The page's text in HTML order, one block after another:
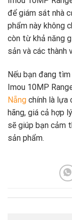
để giám sát nhà
phẩm này không
còn từ khả năng
sản và các thành
Nếu bạn đang
Imou 10MP
Nẵng chính là lựa
hãng, giá cả hợp
sẽ giúp bạn cảm
sản phẩm.